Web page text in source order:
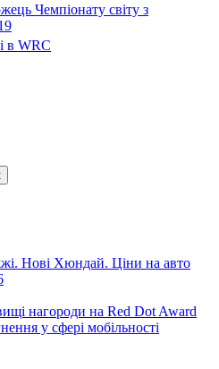
Чемпіонату світу з
в WRC
нагороди на Red Dot Award
у сфері мобільності